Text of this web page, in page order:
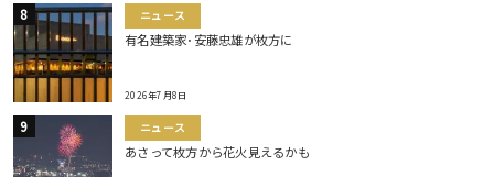
ニュース
有名建築家･安藤忠雄が枚方に
2026年7月8日
ニュース
あさって枚方から花火見えるかも